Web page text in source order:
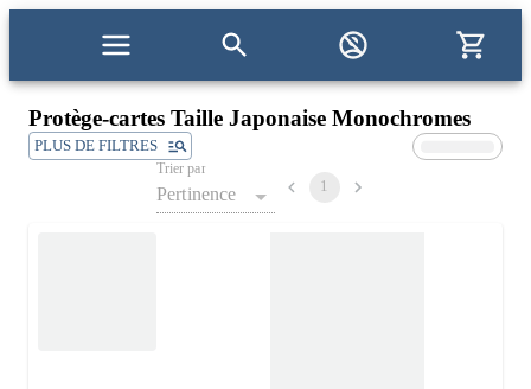
Protège-cartes Taille Japonaise Monochromes
PLUS DE FILTRES
Trier par
Pertinence 1